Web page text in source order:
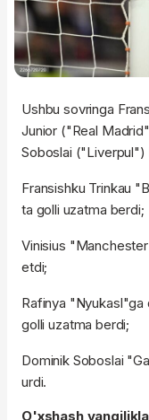
Ushbu sovringa
Junior ("Real
Soboslai ("Liverpul")
Fransishku Trinkau
ta golli uzatma berdi;
Vinisius
etdi;
Rafinya "Nyukasl"ga
golli uzatma berdi;
Dominik Soboslai
urdi.
O'xshash